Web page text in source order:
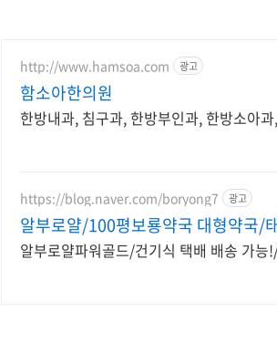
http://www.hamsoa.com 광고
함소아한의원
한방내과, 침구과, 한방부인과, 한방소아
https://blog.naver.com/boryong7 광고
알부로얄/100평보룡약국 대형약국/